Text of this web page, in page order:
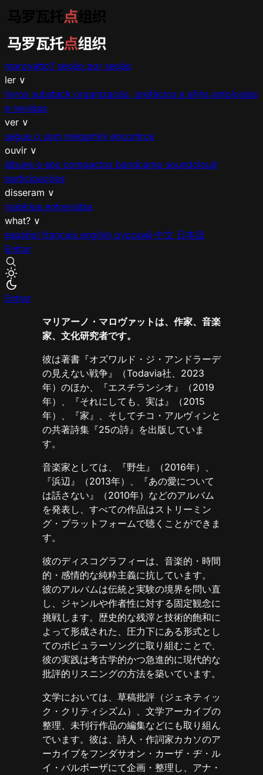
marovatto? seção por seção
ler ∨
livros substack organização, prefácios e afins antologias
e revistas
ver ∨
segue o som megamíni encontros
ouvir ∨
álbuns e eps compactos bandcamp soundcloud
participações
disseram ∨
matérias entrevistas
what? ∨
español français english русский 中文 日本語
Entrar
Entrar
マリアーノ・マロヴァットは、作家、音楽
家、文化研究者です。
彼は著書『オズワルド・ジ・アンドラーデ
の見えない戦争』（Todavia社、2023
年）のほか、『エスチランシオ』（2019
年）、『それにしても、実は』（2015
年）、『家』、そしてチコ・アルヴィンと
の共著詩集『25の詩』を出版していま
す。
音楽家としては、『野生』（2016年）、
『浜辺』（2013年）、『あの愛について
は話さない』（2010年）などのアルバム
を発表し、すべての作品はストリーミン
グ・プラットフォームで聴くことができま
す。
彼のディスコグラフィーは、音楽的・時間
的・感情的な純粋主義に抗しています。
彼のアルバムは伝統と実験の境界を問い直
し、ジャンルや作者性に対する固定観念に
挑戦します。歴史的な残滓と技術的飽和に
よって形成された、圧力下にある形式とし
てのポピュラーソングに取り組むことで、
彼の実践は考古学的かつ急進的に現代的な
批評的リスニングの方法を築いています。
文学においては、草稿批評（ジェネティッ
ク・クリティシズム）、文学アーカイブの
整理、未刊行作品の編集などにも取り組ん
でいます。彼は、詩人・作詞家カカソのア
ーカイブをフンダサオン・カーザ・ヂ・ル
イ・バルボーザにて企画・整理し、アナ・